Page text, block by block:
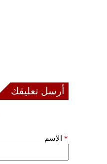
أرسل تعليقك
الإسم *